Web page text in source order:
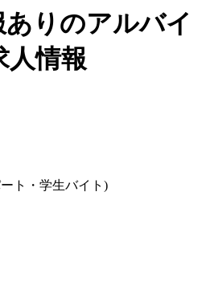
り のアルバイ
人情報
ト・学生バイト)